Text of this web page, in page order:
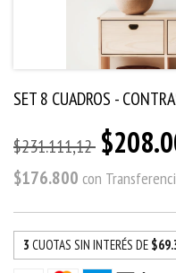
SET 8 CUADROS -
$231.111,12
$176.800 con
3 CUOTAS SIN INTERÉS DE